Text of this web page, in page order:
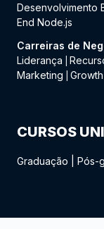
Desenvolvimento
End Node.js
Carreiras de
Liderança
Marketing
CURSOS
Graduação Pós-